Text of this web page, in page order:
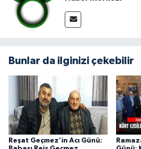
Bunlar da ilginizi çekebilir
Reşat Geçmez’in Acı Günü: